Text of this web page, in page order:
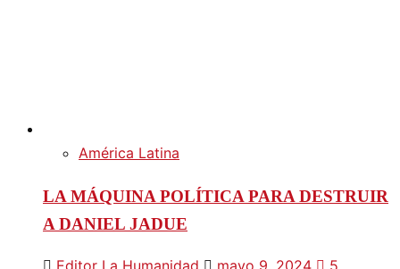
América Latina
LA MÁQUINA POLÍTICA PARA DESTRUIR
A DANIEL JADUE